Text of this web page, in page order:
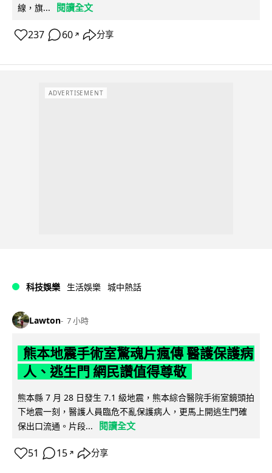
線，旗...
閱讀全文
237 60 ↗ 分享
ADVERTISEMENT
科技娛樂 生活娛樂 城中熱話
Lawton 7 小時
熊本地震手術室驚魂片瘋傳 醫護保護病
人、逃生門 網民讚值得尊敬
熊本縣 7 月 28 日發生 7.1 級地震，熊本綜合醫院手術室鏡頭拍
下地震一刻，醫護人員臨危不亂保護病人，更馬上開逃生門確
保出口流通。片段...
閱讀全文
51 15 ↗ 分享